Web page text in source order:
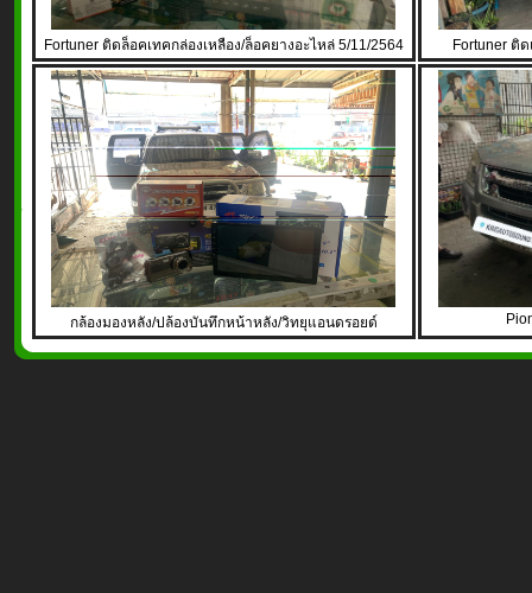
Fortuner ติดล็อคเทคกล่องเหลือง/ล็อคยางอะไหล่ 5/11/2564 Fortuner ติ
กล้องมองหลัง/ปล้องบันทึกหน้าหลัง/วิทยุแอนดรอยด์